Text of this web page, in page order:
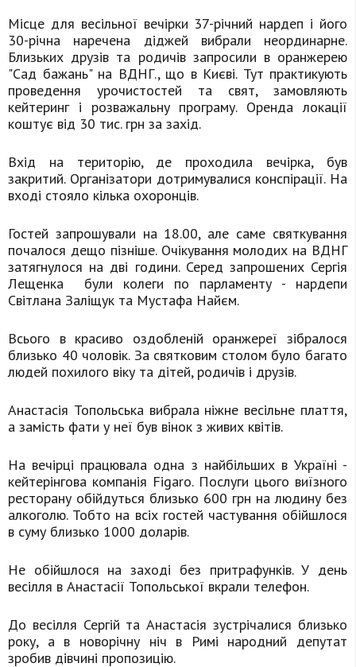
Місце для весільної вечірки 37-річний нардеп і його
30-річна наречена діджей вибрали неординарне.
Близьких друзів та родичів запросили в оранжерею
"Сад бажань" на ВДНГ., що в Києві. Тут практикують
проведення урочистостей та свят, замовляють
кейтеринг і розважальну програму. Оренда локації
коштує від 30 тис. грн за захід.
Вхід на територію, де проходила вечірка, був
закритий. Організатори дотримувалися конспірації. На
вході стояло кілька охоронців.
Гостей запрошували на 18.00, але саме святкування
почалося дещо пізніше. Очікування молодих на ВДНГ
затягнулося на дві години. Серед запрошених Сергія
Лещенка були колеги по парламенту - нардепи
Світлана Заліщук та Мустафа Найєм.
Всього в красиво оздобленій оранжереї зібралося
близько 40 чоловік. За святковим столом було багато
людей похилого віку та дітей, родичів і друзів.
Анастасія Топольська вибрала ніжне весільне плаття,
а замість фати у неї був вінок з живих квітів.
На вечірці працювала одна з найбільших в Україні -
кейтерінгова компанія Figaro. Послуги цього виїзного
ресторану обійдуться близько 600 грн на людину без
алкоголю. Тобто на всіх гостей частування обійшлося
в суму близько 1000 доларів.
Не обійшлося на заході без притрафунків. У день
весілля в Анастасії Топольської вкрали телефон.
До весілля Сергій та Анастасія зустрічалися близько
року, а в новорічну ніч в Римі народний депутат
зробив дівчині пропозицію.